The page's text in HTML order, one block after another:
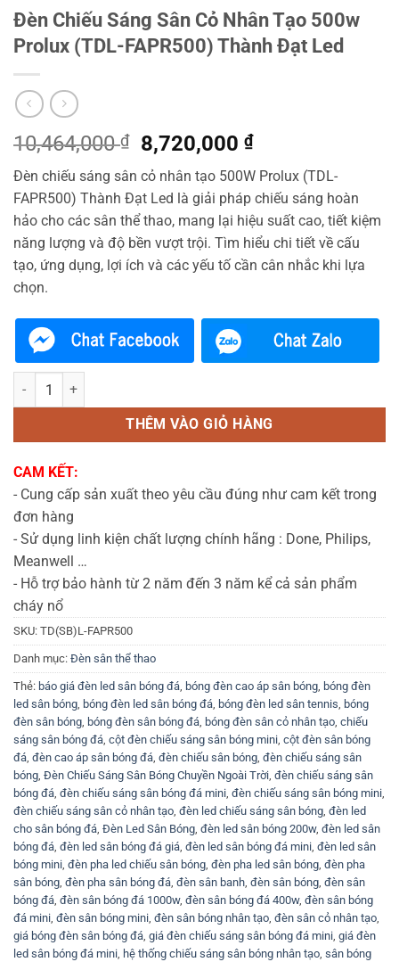
Đèn Chiếu Sáng Sân Cỏ Nhân Tạo 500w
Prolux (TDL-FAPR500) Thành Đạt Led
10,464,000₫
Giá
gốc
là:
10,464,000 ₫.
8,720,000₫Giá
tại
là:
8,720,000 ₫.
Đèn chiếu sáng sân cỏ nhân tạo 500W Prolux (TDL-
FAPR500) Thành Đạt Led là giải pháp chiếu sáng hoàn
hảo cho các sân thể thao, mang lại hiệu suất cao, tiết kiệm
năng lượng và độ bền vượt trội. Tìm hiểu chi tiết về cấu
tạo, ứng dụng, lợi ích và các yếu tố cần cân nhắc khi lựa
chọn.
Đèn Chiếu Sáng Sân Cỏ Nhân Tạo 500w Prolux (TDL-FAPR500)
THÊM VÀO GIỎ HÀNG
CAM KẾT:
- Cung cấp sản xuất theo yêu cầu đúng như cam kết trong
đơn hàng
- Sử dụng linh kiện chất lượng chính hãng : Done, Philips,
Meanwell …
- Hỗ trợ bảo hành từ 2 năm đến 3 năm kể cả sản phẩm
cháy nổ
SKU: TD(SB)L-FAPR500
Danh mục: Đèn sân thể thao
Thẻ: báo giá đèn led sân bóng đá, bóng đèn cao áp sân bóng, bóng đèn
led sân bóng, bóng đèn led sân bóng đá, bóng đèn led sân tennis, bóng
đèn sân bóng, bóng đèn sân bóng đá, bóng đèn sân cỏ nhân tạo, chiếu
sáng sân bóng đá, cột đèn chiếu sáng sân bóng mini, cột đèn sân bóng
đá, đèn cao áp sân bóng đá, đèn chiếu sân bóng, đèn chiếu sáng sân
bóng, Đèn Chiếu Sáng Sân Bóng Chuyền Ngoài Trời, đèn chiếu sáng sân
bóng đá, đèn chiếu sáng sân bóng đá mini, đèn chiếu sáng sân bóng mini,
đèn chiếu sáng sân cỏ nhân tạo, đèn led chiếu sáng sân bóng, đèn led
cho sân bóng đá, Đèn Led Sân Bóng, đèn led sân bóng 200w, đèn led sân
bóng đá, đèn led sân bóng đá giá, đèn led sân bóng đá mini, đèn led sân
bóng mini, đèn pha led chiếu sân bóng, đèn pha led sân bóng, đèn pha
sân bóng, đèn pha sân bóng đá, đèn sân banh, đèn sân bóng, đèn sân
bóng đá, đèn sân bóng đá 1000w, đèn sân bóng đá 400w, đèn sân bóng
đá mini, đèn sân bóng mini, đèn sân bóng nhân tạo, đèn sân cỏ nhân tạo,
giá bóng đèn sân bóng đá, giá đèn chiếu sáng sân bóng đá mini, giá đèn
led sân bóng đá mini, hệ thống chiếu sáng sân bóng nhân tạo, sân bóng